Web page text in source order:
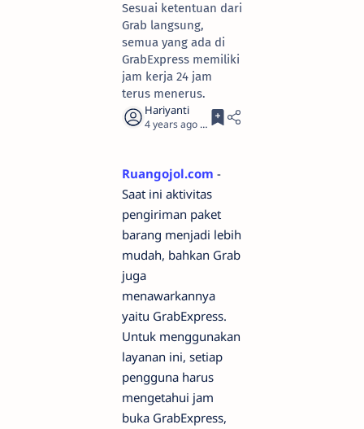
Sesuai ketentuan dari
Grab langsung,
semua yang ada di
GrabExpress memiliki
jam kerja 24 jam
terus menerus.
4 years ago 2
Ruangojol.com -
Saat ini aktivitas
pengiriman paket
barang menjadi lebih
mudah, bahkan Grab
juga
menawarkannya
yaitu GrabExpress.
Untuk menggunakan
layanan ini, setiap
pengguna harus
mengetahui jam
buka GrabExpress,